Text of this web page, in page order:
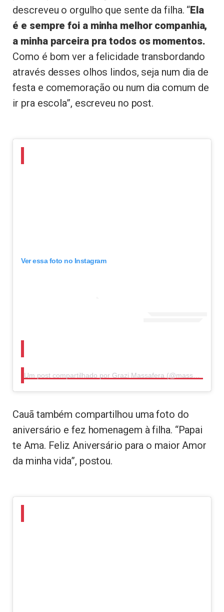
descreveu o orgulho que sente da filha. “Ela
é e sempre foi a minha melhor companhia,
a minha parceira pra todos os momentos.
Como é bom ver a felicidade transbordando
através desses olhos lindos, seja num dia de
festa e comemoração ou num dia comum de
ir pra escola”, escreveu no post.
Ver essa foto no Instagram
Um post compartilhado por Grazi Massafera (@massafera)
Cauã também compartilhou uma foto do
aniversário e fez homenagem à filha. “Papai
te Ama. Feliz Aniversário para o maior Amor
da minha vida”, postou.